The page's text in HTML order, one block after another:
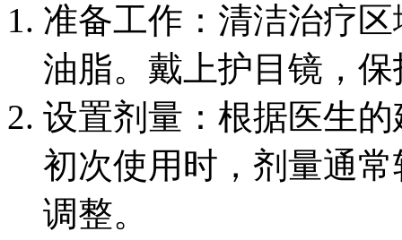
准备工作：清洁治疗
油脂。戴上护目镜，
设置剂量：根据医生
初次使用时，剂量通
调整。